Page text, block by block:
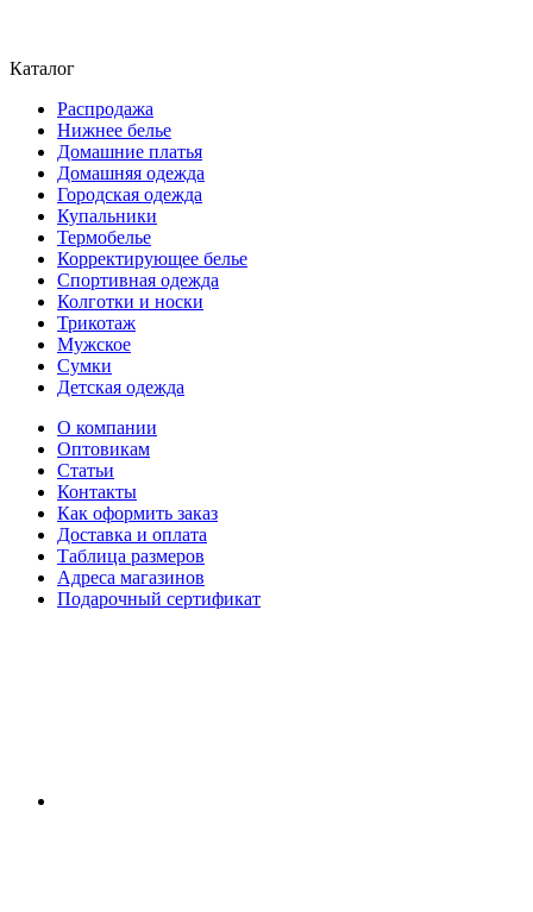
Каталог
Распродажа
Нижнее белье
Домашние платья
Домашняя одежда
Городская одежда
Купальники
Термобелье
Корректирующее белье
Спортивная одежда
Колготки и носки
Трикотаж
Мужское
Сумки
Детская одежда
О компании
Оптовикам
Статьи
Контакты
Как оформить заказ
Доставка и оплата
Таблица размеров
Адреса магазинов
Подарочный сертификат